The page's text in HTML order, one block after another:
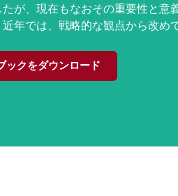
が、現在もなおその重要性と意
近年では、戦略的な観点から改め
ックをダウンロード